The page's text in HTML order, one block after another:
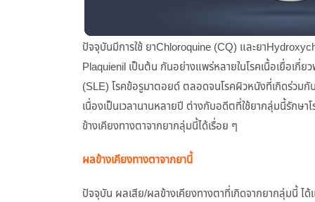
ปัจจุบันมีการใช้ ยาChloroquine (CQ) และยา
Plaquienil เป็นต้น กันอย่างแพร่หลายในโรคเนื้อเยื่อเกี่
(SLE) โรคข้อรูมาตอยด์ ตลอดจนโรคผิวหนังที่เกิดร่วมกั
เนื่องเป็นเวลานานหลายปี ต่างกับอดีตที่ใช้ยากลุ่มนี้รักษา
ข้างเคียงทางตาจากยากลุ่มนี้ได้เรื่อย ๆ
ผลข้างเคียงทางตาจากยานี้
ปัจจุบัน ผลเสีย/ผลข้างเคียงทางตาที่เกิดจากยากลุ่มนี้ ได้